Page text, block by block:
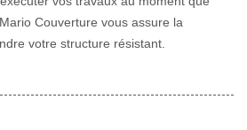
Couverture vous assure la
votre structure résistant.